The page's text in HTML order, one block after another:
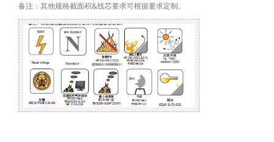
备注：其他规格截面积&线芯要求可根据要求定制。